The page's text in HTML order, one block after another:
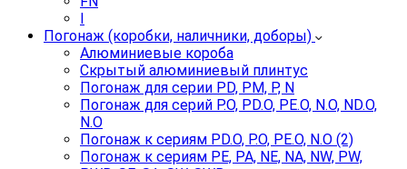
I
Погонаж (коробки, наличники, доборы)
Алюминиевые короба
Скрытый алюминиевый плинтус
Погонаж для серии PD, PM, P, N
Погонаж для серий P.O, PD.O, PE.O, N.O, ND.O,
N.O
Погонаж к сериям PD.O, P.O, PE.O, N.O (2)
Погонаж к сериям PE, PA, NE, NA, NW, PW,